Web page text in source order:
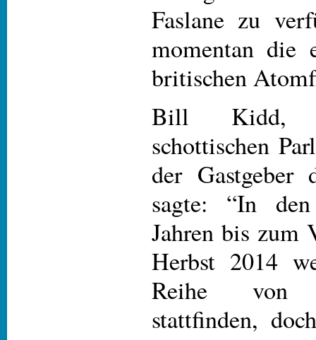
Faslane zu
momentan die
britischen
Bill Kidd,
schottischen
der Gastgeber
sagte: “In
Jahren bis zum
Herbst 2014
Reihe von
stattfinden,